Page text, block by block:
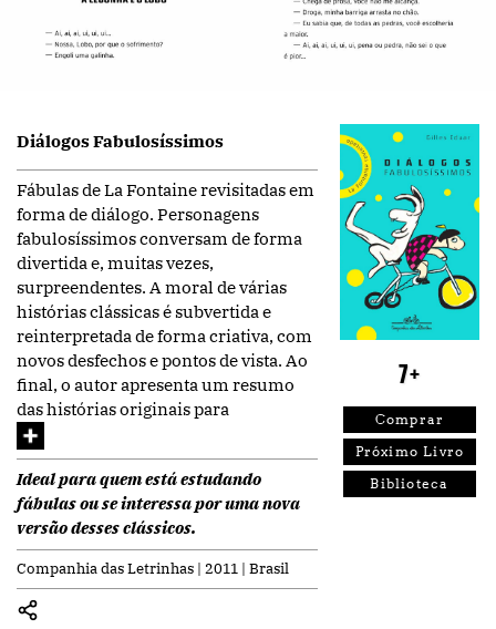
Diálogos Fabulosíssimos
Fábulas de La Fontaine revisitadas em
forma de diálogo. Personagens
fabulosíssimos conversam de forma
divertida e, muitas vezes,
surpreendentes. A moral de várias
histórias clássicas é subvertida e
reinterpretada de forma criativa, com
novos desfechos e pontos de vista. Ao
final, o autor apresenta um resumo
das histórias originais para
Ideal para quem está estudando
fábulas ou se interessa por uma nova
versão desses clássicos.
Companhia das Letrinhas | 2011 | Brasil
7+
Comprar
Próximo Livro
Biblioteca